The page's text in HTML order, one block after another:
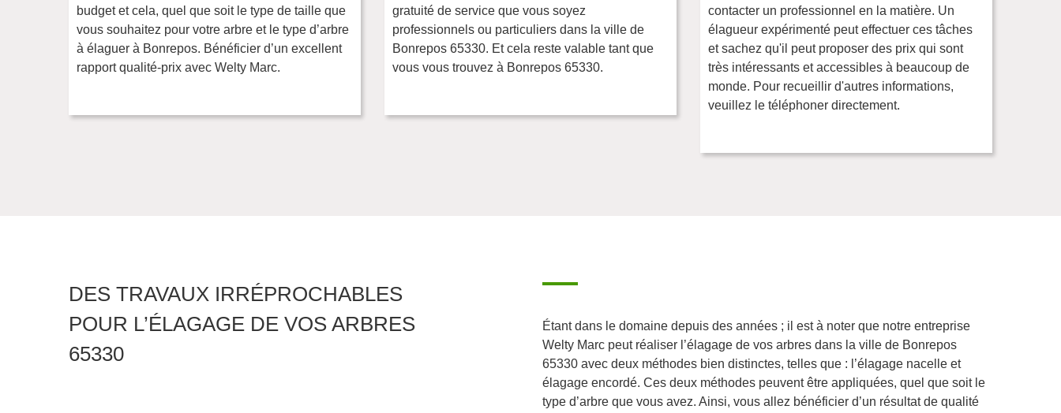
budget et cela, quel que soit le type de taille que
vous souhaitez pour votre arbre et le type d’arbre
à élaguer à Bonrepos. Bénéficier d’un excellent
rapport qualité-prix avec Welty Marc.
gratuité de service que vous soyez
professionnels ou particuliers dans la ville de
Bonrepos 65330. Et cela reste valable tant que
vous vous trouvez à Bonrepos 65330.
contacter un professionnel en la matière. Un
élagueur expérimenté peut effectuer ces tâches
et sachez qu'il peut proposer des prix qui sont
très intéressants et accessibles à beaucoup de
monde. Pour recueillir d'autres informations,
veuillez le téléphoner directement.
DES TRAVAUX IRRÉPROCHABLES
POUR L’ÉLAGAGE DE VOS ARBRES
65330
Étant dans le domaine depuis des années ; il est à noter que notre entreprise
Welty Marc peut réaliser l’élagage de vos arbres dans la ville de Bonrepos
65330 avec deux méthodes bien distinctes, telles que : l’élagage nacelle et
élagage encordé. Ces deux méthodes peuvent être appliquées, quel que soit le
type d’arbre que vous avez. Ainsi, vous allez bénéficier d’un résultat de qualité